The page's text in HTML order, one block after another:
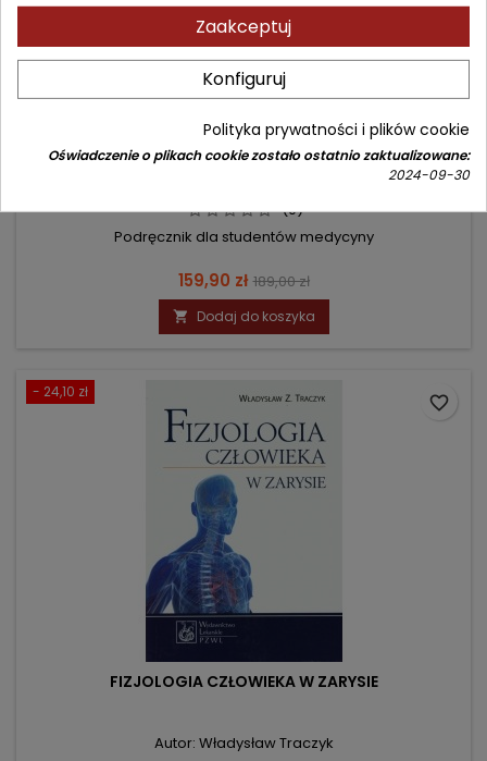
KONTUREK FIZJOLOGIA CZŁOWIEKA
(0)
Podręcznik dla studentów medycyny
Cena
159,90 zł Cena
podstawowa
189,00 zł
 Dodaj do koszyka
- 24,10 zł
FIZJOLOGIA CZŁOWIEKA W ZARYSIE
Autor: Władysław Traczyk
favorite_border
Zaakceptuj
Konfiguruj
Polityka prywatności i plików cookie
Oświadczenie o plikach cookie zostało ostatnio zaktualizowane:
2024-09-30